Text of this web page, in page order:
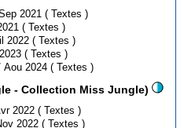
/ Sep 2021 ( Textes )
/ Sep 2021 ( Textes )
/ Juil 2022 ( Textes )
/ Avr 2023 ( Textes )
/ Aou 2024 ( Textes )
Complots à Versailles ( Jungle - Collection Miss Jungle)
/ Avr 2022 ( Textes )
/ Nov 2022 ( Textes )